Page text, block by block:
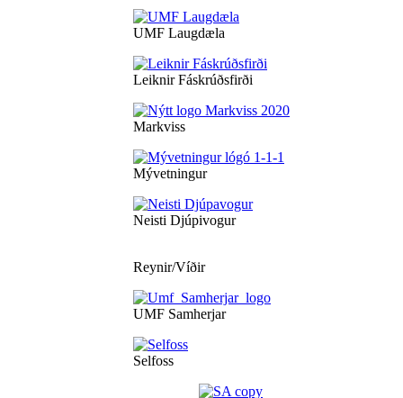
UMF Laugdæla
Leiknir Fáskrúðsfirði
Markviss
Mývetningur
Neisti Djúpivogur
Reynir/Víðir
UMF Samherjar
Selfoss